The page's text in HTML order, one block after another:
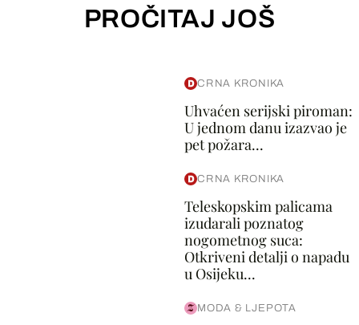
PROČITAJ JOŠ
CRNA KRONIKA
Uhvaćen serijski piroman:
U jednom danu izazvao je
pet požara...
CRNA KRONIKA
Teleskopskim palicama
izudarali poznatog
nogometnog suca:
Otkriveni detalji o napadu
u Osijeku...
MODA & LJEPOTA